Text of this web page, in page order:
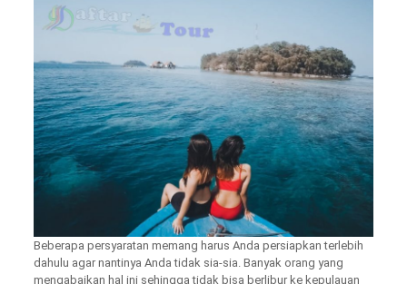
Beberapa persyaratan memang harus Anda persiapkan terlebih
dahulu agar nantinya Anda tidak sia-sia. Banyak orang yang
mengabaikan hal ini sehingga tidak bisa berlibur ke kepulauan